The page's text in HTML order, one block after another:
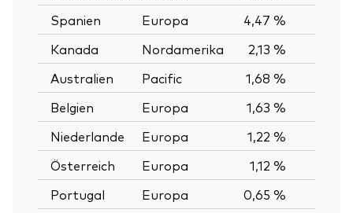
Spanien
Europa
4,47 %
Kanada
Nordamerika
2,13 %
Australien
Pacific
1,68 %
Belgien
Europa
1,63 %
Niederlande
Europa
1,22 %
Österreich
Europa
1,12 %
Portugal
Europa
0,65 %